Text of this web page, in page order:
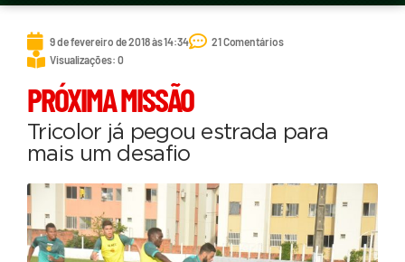
9 de fevereiro de 2018 às 14:34
21 Comentários
Visualizações: 0
PRÓXIMA MISSÃO
Tricolor já pegou estrada para
mais um desafio